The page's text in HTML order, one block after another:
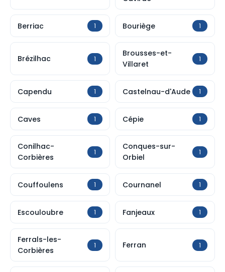
Berriac 1 Bouriège 1
Brézilhac 1
Brousses-et-
Villaret
1
Capendu 1 Castelnau-d'Aude 1
Caves 1 Cépie 1
Conilhac-
Corbières
1
Conques-sur-
Orbiel
1
Couffoulens 1 Cournanel 1
Escouloubre 1 Fanjeaux 1
Ferrals-les-
Corbières
1 Ferran 1